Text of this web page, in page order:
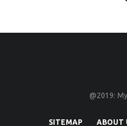
@2019:
SITEMAP ABOUT